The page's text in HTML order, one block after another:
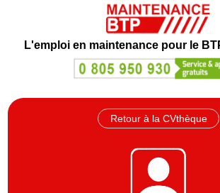
L'emploi en maintenance pour le
Retour à la CVthèque